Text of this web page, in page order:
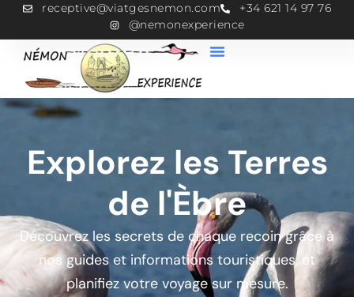
receptive@viatgesnemon.com
+34 621 14 97 76
@nemonexperience
Explorez les Terres
de l'Èbre
Découvrez les secrets de chaque recoin grâce à
nos guides et informations touristiques, et
planifiez votre voyage sur mesure.